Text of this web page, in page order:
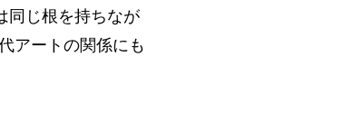
同じ根を持ちなが
アートの関係にも